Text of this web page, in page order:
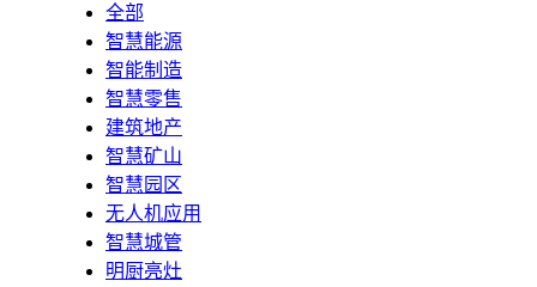
全部
智慧能源
智能制造
智慧零售
建筑地产
智慧矿山
智慧园区
无人机应用
智慧城管
明厨亮灶